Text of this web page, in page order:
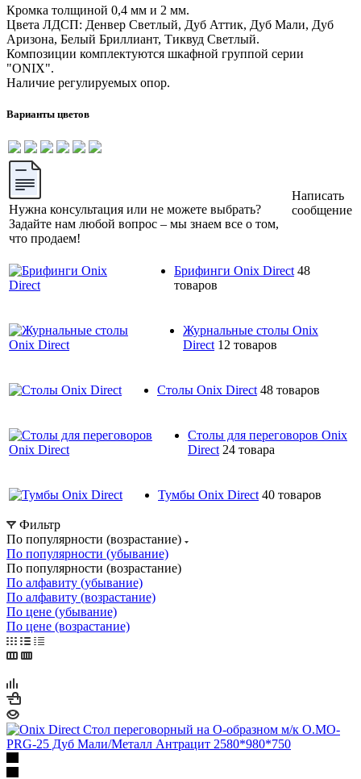
Кромка толщиной 0,4 мм и 2 мм.
Цвета ЛДСП: Денвер Светлый, Дуб Аттик, Дуб Мали, Дуб
Аризона, Белый Бриллиант, Тиквуд Светлый.
Композиции комплектуются шкафной группой серии
"ONIX".
Наличие регулируемых опор.
Варианты цветов
Нужна консультация или не можете выбрать?
Задайте нам любой вопрос – мы знаем все о том,
что продаем!
Написать
сообщение
Брифинги Onix Direct 48
товаров
Журнальные столы Onix
Direct 12 товаров
Столы Onix Direct 48 товаров
Столы для переговоров Onix
Direct 24 товара
Тумбы Onix Direct 40 товаров
Фильтр
По популярности (возрастание)
По популярности (убывание)
По популярности (возрастание)
По алфавиту (убывание)
По алфавиту (возрастание)
По цене (убывание)
По цене (возрастание)